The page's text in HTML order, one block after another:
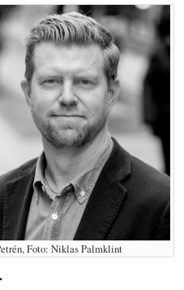
Foto: Niklas Palmklint